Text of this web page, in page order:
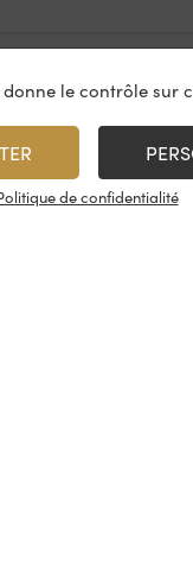
le contrôle sur
de confidentialité